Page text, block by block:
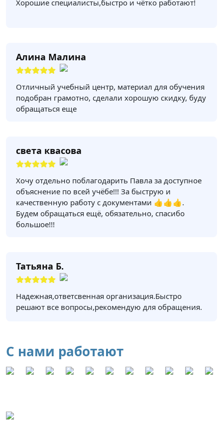
Хорошие специалисты,быстро и чётко работают!
Алина Малина
Отличный учебный центр, материал для обучения
подобран грамотно, сделали хорошую скидку, буду
обращаться еще
света квасова
Хочу отдельно поблагодарить Павла за доступное
объяснение по всей учёбе!!! За быструю и
качественную работу с документами 👍👍👍.
Будем обращаться ещё, обязательно, спасибо
большое!!!
Татьяна Б.
Надежная,ответсвенная организация.Быстро
решают все вопросы,рекомендую для обращения.
С нами работают